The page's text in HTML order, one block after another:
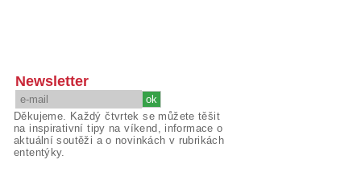
Newsletter
Děkujeme. Každý čtvrtek se můžete těšit
na inspirativní tipy na víkend, informace o
aktuální soutěži a o novinkách v rubrikách
ententýky.